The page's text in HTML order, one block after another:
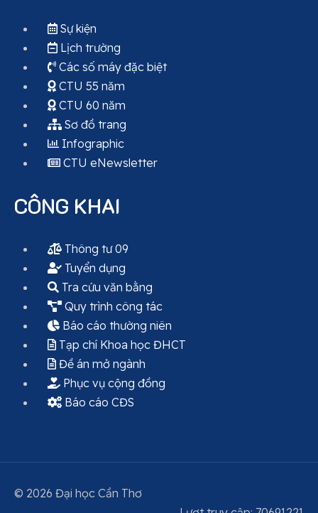
Sự kiện
Lịch trường
Các số máy đặc biệt
CTU 55 năm
CTU 60 năm
Sơ đồ trang
Infographic
CTU eNewsletter
CÔNG KHAI
Thông tư 09
Tuyển dụng
Tra cứu văn bằng
Quy trình công tác
Báo cáo thường niên
Tạp chí Khoa học ĐHCT
Đề án mở ngành
Phục vụ cộng đồng
Báo cáo CĐS
© 2026 Đại học Cần Thơ